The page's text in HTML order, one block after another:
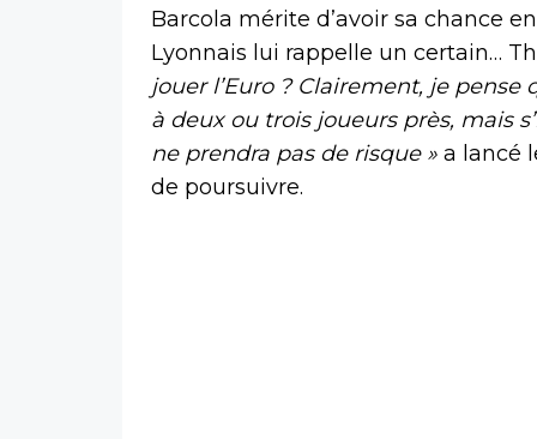
Barcola mérite d’avoir sa chance
Lyonnais lui rappelle un certain…
jouer l’Euro ? Clairement, je
à deux ou trois joueurs près, mais
ne prendra pas de risque » a lancé
de poursuivre.